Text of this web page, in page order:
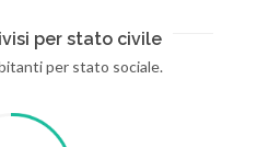
per stato civile
per stato sociale.